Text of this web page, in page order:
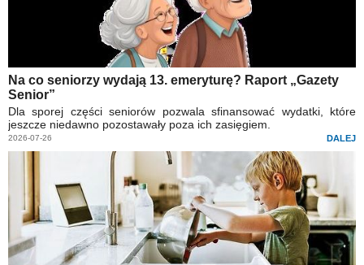
Na co seniorzy wydają 13. emeryturę? Raport „Gazety
Senior”
Dla sporej części seniorów pozwala sfinansować wydatki, które
jeszcze niedawno pozostawały poza ich zasięgiem.
2026-07-26 DALEJ